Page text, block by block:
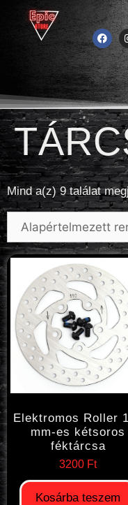
Mind a(z) 9 találat
Elektromos Roller
mm-es kétsoros
féktárcsa
3200 Ft
Kosárba teszem